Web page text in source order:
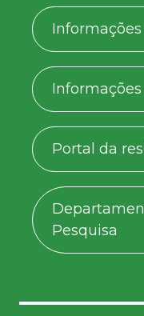
Portal da
Pesquisa